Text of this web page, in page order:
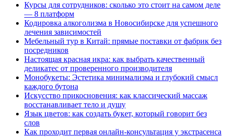
Курсы для сотрудников: сколько это стоит на самом деле
— 8 платформ
Кодировка алкоголизма в Новосибирске для успешного
лечения зависимостей
Мебельный тур в Китай: прямые поставки от фабрик без
посредников
Настоящая красная икра: как выбрать качественный
деликатес от проверенного производителя
Монобукеты: Эстетика минимализма и глубокий смысл
каждого бутона
Искусство прикосновения: как классический массаж
восстанавливает тело и душу
Язык цветов: как создать букет, который говорит без
слов
Как проходит первая онлайн-консультация у экстрасенса